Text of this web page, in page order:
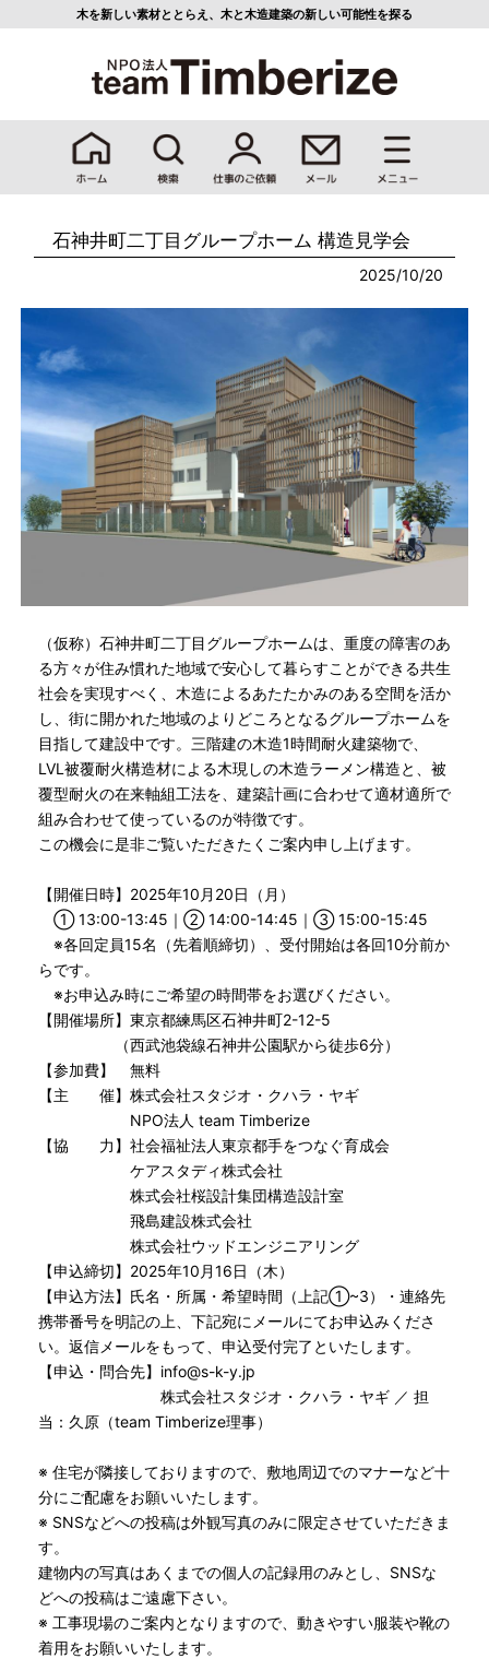
木を新しい素材ととらえ、 木と木造建築の新しい可能性を探る
石神井町二丁目グループホーム 構造見学会
2025/10/20
（仮称）石神井町二丁目グループホームは、重度の障害のあ
る方々が住み慣れた地域で安心して暮らすことができる共生
社会を実現すべく、木造によるあたたかみのある空間を活か
し、街に開かれた地域のよりどころとなるグループホームを
目指して建設中です。三階建の木造1時間耐火建築物で、
LVL被覆耐火構造材による木現しの木造ラーメン構造と、被
覆型耐火の在来軸組工法を、建築計画に合わせて適材適所で
組み合わせて使っているのが特徴です。
この機会に是非ご覧いただきたくご案内申し上げます。
【開催日時】2025年10月20日（月）
① 13:00-13:45｜② 14:00-14:45｜③ 15:00-15:45
※各回定員15名（先着順締切）、受付開始は各回10分前か
らです。
※お申込み時にご希望の時間帯をお選びください。
【開催場所】東京都練馬区石神井町2-12-5
（西武池袋線石神井公園駅から徒歩6分）
【参加費】 無料
【主 催】株式会社スタジオ・クハラ・ヤギ
NPO法人 team Timberize
【協 力】社会福祉法人東京都手をつなぐ育成会
ケアスタディ株式会社
株式会社桜設計集団構造設計室
飛島建設株式会社
株式会社ウッドエンジニアリング
【申込締切】2025年10月16日（木）
【申込方法】氏名・所属・希望時間（上記①~3）・連絡先
携帯番号を明記の上、下記宛にメールにてお申込みくださ
い。返信メールをもって、申込受付完了といたします。
【申込・問合先】info@s-k-y.jp
株式会社スタジオ・クハラ・ヤギ ／ 担
当：久原（team Timberize理事）
※ 住宅が隣接しておりますので、敷地周辺でのマナーなど十
分にご配慮をお願いいたします。
※ SNSなどへの投稿は外観写真のみに限定させていただきま
す。
建物内の写真はあくまでの個人の記録用のみとし、SNSな
どへの投稿はご遠慮下さい。
※ 工事現場のご案内となりますので、動きやすい服装や靴の
着用をお願いいたします。